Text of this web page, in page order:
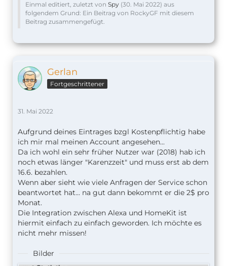
Einmal editiert, zuletzt von Spy (30. Mai 2022) aus
folgendem Grund: Ein Beitrag von RockyGF mit diesem
Beitrag zusammengefügt.
Gerlan
Fortgeschrittener
31. Mai 2022
Aufgrund deines Eintrages bzgl Kostenpflichtig habe
ich mir mal meinen Account angesehen...
Da ich wohl ein sehr früher Nutzer war (2018) hab ich
noch etwas länger "Karenzzeit" und muss erst ab dem
16.6. bezahlen.
Wenn aber sieht wie viele Anfragen der Service schon
beantwortet hat... na gut dann bekommt er die 2$ pro
Monat.
Die Integration zwischen Alexa und HomeKit ist
hiermit einfach zu einfach geworden. Ich möchte es
nicht mehr missen!
Bilder